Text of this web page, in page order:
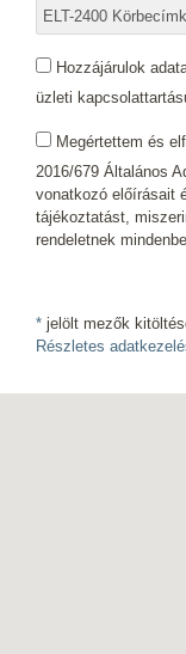
Hozzájárulok
üzleti
Megértettem és
2016/679 Általános
vonatkozó előírásait
tájékoztatást,
rendeletnek
* jelölt mezők
Részletes